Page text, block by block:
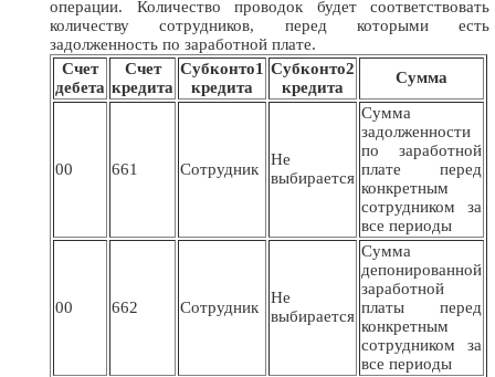
операции. Количество проводок будет соответствовать
количеству сотрудников, перед которыми есть
задолженность по заработной плате.
Счет
дебета
Счет
кредита
Субконто1
кредита
Субконто2
кредита
Сумма
00 661 Сотрудник
Не
выбирается
Сумма
задолженности
по заработной
плате перед
конкретным
сотрудником за
все периоды
00 662 Сотрудник
Не
выбирается
Сумма
депонированной
заработной
платы перед
конкретным
сотрудником за
все периоды